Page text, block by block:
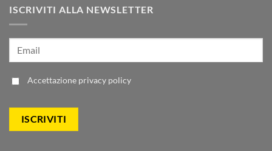
ISCRIVITI ALLA NEWSLETTER
Accettazione privacy policy